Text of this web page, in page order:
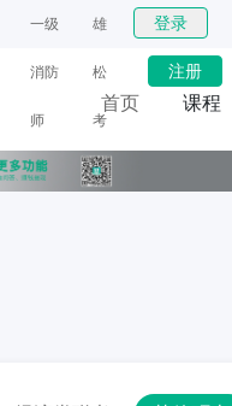
一级
消防
师
雄
松
考
研
登录
注册
首页 课程